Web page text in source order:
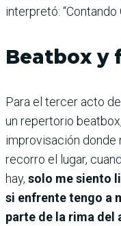
interpretó: “Contando
Beatbox y
Para el tercer acto
un repertorio
improvisación donde
recorro el lugar,
hay, solo me siento
si enfrente tengo a
parte de la rima del